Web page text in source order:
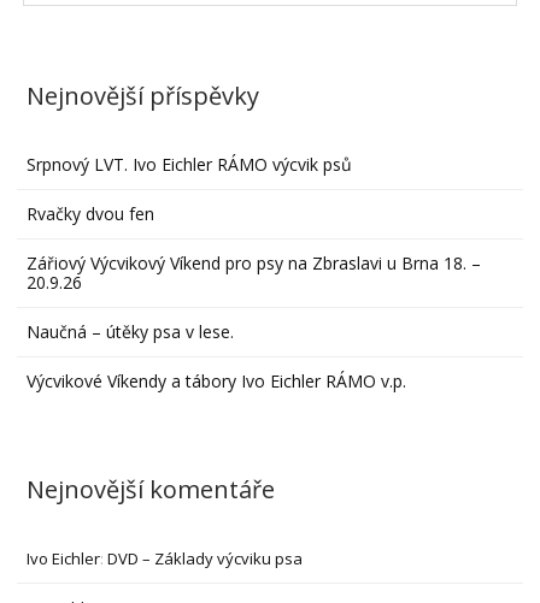
Nejnovější příspěvky
Srpnový LVT. Ivo Eichler RÁMO výcvik psů
Rvačky dvou fen
Zářiový Výcvikový Víkend pro psy na Zbraslavi u Brna 18. –
20.9.26
Naučná – útěky psa v lese.
Výcvikové Víkendy a tábory Ivo Eichler RÁMO v.p.
Nejnovější komentáře
Ivo Eichler:DVD – Základy výcviku psa